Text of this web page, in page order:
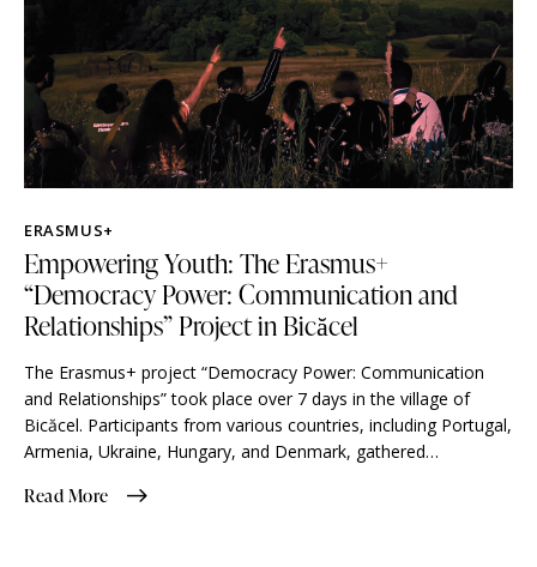
ERASMUS+
Empowering Youth: The Erasmus+
“Democracy Power: Communication and
Relationships” Project in Bicăcel
The Erasmus+ project “Democracy Power: Communication
and Relationships” took place over 7 days in the village of
Bicăcel. Participants from various countries, including Portugal,
Armenia, Ukraine, Hungary, and Denmark, gathered…
Read More